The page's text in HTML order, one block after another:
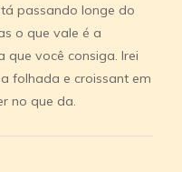
passando longe do
o que vale é a
que você consiga. Irei
folhada e croissant em
no que da.